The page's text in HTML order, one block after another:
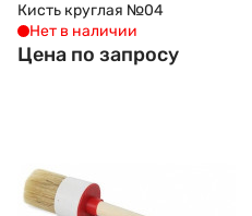
Кисть круглая №04
Нет в наличии
Цена по запросу